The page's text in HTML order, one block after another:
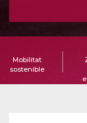
Mobilitat
sostenible